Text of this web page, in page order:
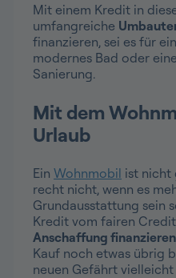
Mit einem Kredit in
umfangreiche
finanzieren, sei es für
modernes Bad oder
Sanierung.
Mit dem
Urlaub
Ein Wohnmobil ist nicht
recht nicht, wenn es
Grundausstattung sein
Kredit vom fairen
Anschaffung finanzieren
Kauf noch etwas übrig
neuen Gefährt